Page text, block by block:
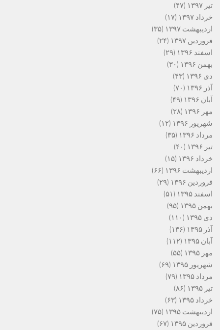
تیر ۱۳۹۷
(۴۷)
خرداد ۱۳۹۷
(۱۷)
اردیبهشت ۱۳۹۷
(۳۵)
فروردین ۱۳۹۷
(۲۴)
اسفند ۱۳۹۶
(۲۹)
بهمن ۱۳۹۶
(۳۰)
دی ۱۳۹۶
(۴۳)
آذر ۱۳۹۶
(۷۰)
آبان ۱۳۹۶
(۴۹)
مهر ۱۳۹۶
(۲۸)
شهریور ۱۳۹۶
(۱۲)
مرداد ۱۳۹۶
(۳۵)
تیر ۱۳۹۶
(۴۰)
خرداد ۱۳۹۶
(۱۵)
اردیبهشت ۱۳۹۶
(۶۶)
فروردین ۱۳۹۶
(۲۹)
اسفند ۱۳۹۵
(۵۱)
بهمن ۱۳۹۵
(۹۵)
دی ۱۳۹۵
(۱۱۰)
آذر ۱۳۹۵
(۱۳۶)
آبان ۱۳۹۵
(۱۱۲)
مهر ۱۳۹۵
(۵۵)
شهریور ۱۳۹۵
(۶۹)
مرداد ۱۳۹۵
(۷۹)
تیر ۱۳۹۵
(۸۶)
خرداد ۱۳۹۵
(۶۳)
اردیبهشت ۱۳۹۵
(۷۵)
فروردین ۱۳۹۵
(۶۷)